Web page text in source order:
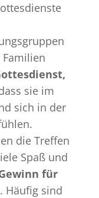
sie im
sich in der
die Treffen
Spaß und
für
Häufig sind